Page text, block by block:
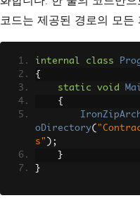
코드는 제공된 경로의 모든
internal class
{
static
void
{
oDirectory(
s" );
}
}